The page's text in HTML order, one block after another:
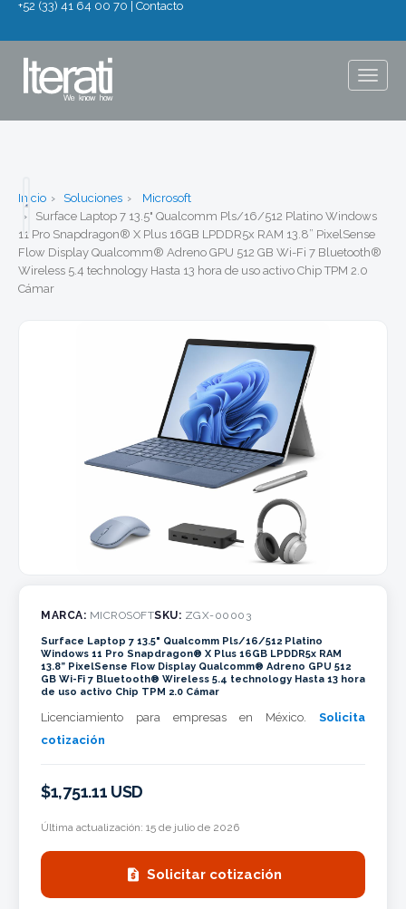
+52 (33) 41 64 00 70 Contacto
Inicio Soluciones
Microsoft
Surface Laptop 7 13.5" Qualcomm Pls/16/512 Platino Windows
11 Pro Snapdragon® X Plus 16GB LPDDR5x RAM 13.8” PixelSense
Flow Display Qualcomm® Adreno GPU 512 GB Wi-Fi 7 Bluetooth®
Wireless 5.4 technology Hasta 13 hora de uso activo Chip TPM 2.0
Cámar
MARCA: MICROSOFTSKU: ZGX-00003
Surface Laptop 7 13.5" Qualcomm Pls/16/512 Platino
Windows 11 Pro Snapdragon® X Plus 16GB LPDDR5x RAM
13.8” PixelSense Flow Display Qualcomm® Adreno GPU 512
GB Wi-Fi 7 Bluetooth® Wireless 5.4 technology Hasta 13 hora
de uso activo Chip TPM 2.0 Cámar
Licenciamiento para empresas en México. Solicita
cotización
$1,751.11 USD
Última actualización: 15 de julio de 2026
 Solicitar cotización